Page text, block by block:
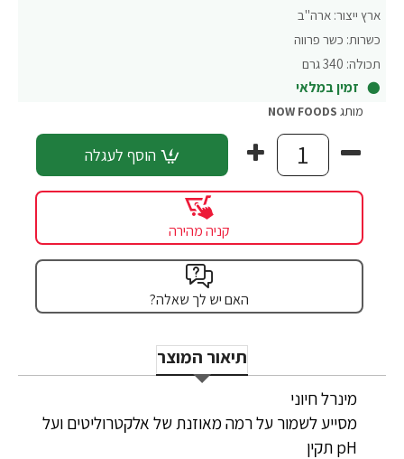
ארץ ייצור: ארה"ב
כשרות: כשר פרווה
תכולה: 340 גרם
זמין במלאי
מותג NOW FOODS
הוסף לעגלה
קניה מהירה
האם יש לך שאלה?
תיאור המוצר
מינרל חיוני
מסייע לשמור על רמה מאוזנת של אלקטרוליטים ועל
pH תקין